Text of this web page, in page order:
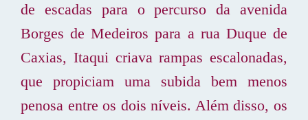
de escadas para o percurso da avenida
Borges de Medeiros para a rua Duque de
Caxias, Itaqui criava rampas escalonadas,
que propiciam uma subida bem menos
penosa entre os dois níveis. Além disso, os